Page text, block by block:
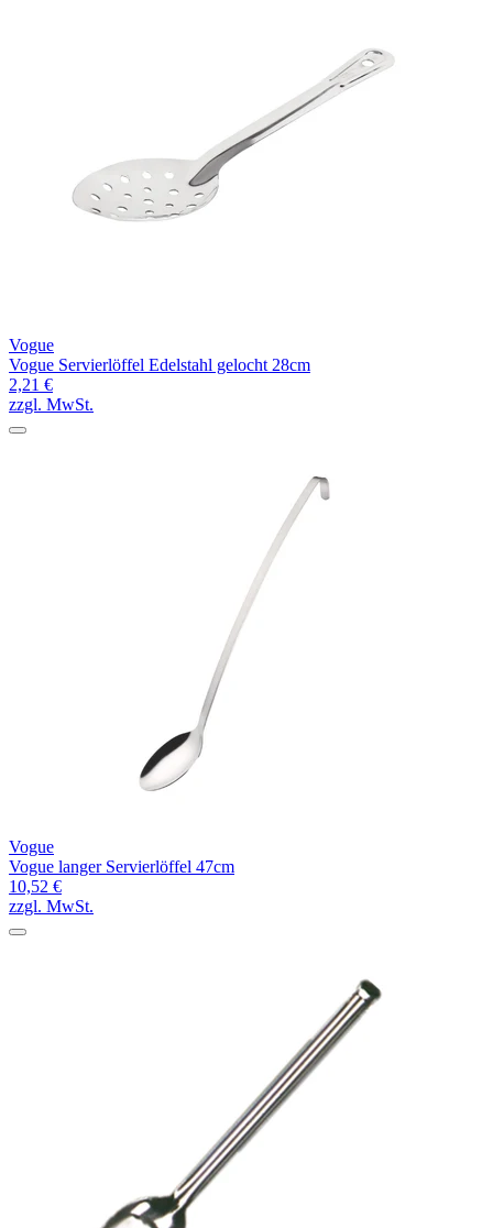
Vogue
Vogue Servierlöffel Edelstahl gelocht 28cm
2,21 €
zzgl. MwSt.
Vogue
Vogue langer Servierlöffel 47cm
10,52 €
zzgl. MwSt.